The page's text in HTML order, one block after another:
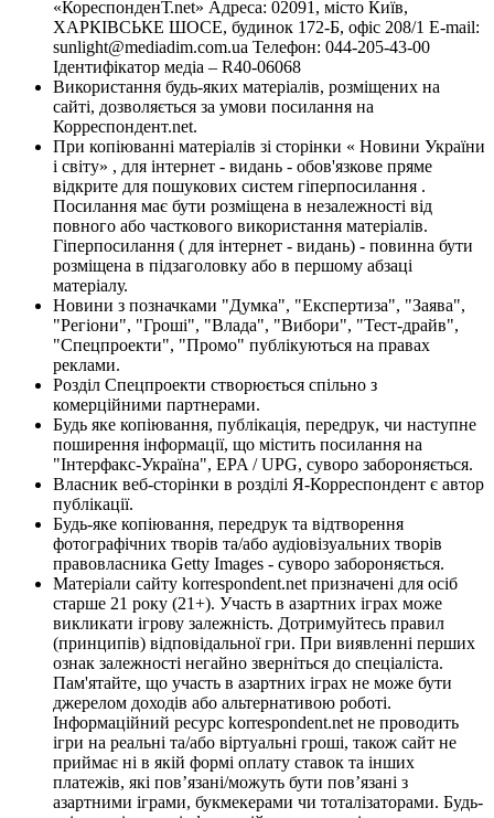
«КореспонденТ.net» Адреса: 02091, місто Київ,
ХАРКІВСЬКЕ ШОСЕ, будинок 172-Б, офіс 208/1 E-mail:
sunlight@mediadim.com.ua Телефон: 044-205-43-00
Ідентифікатор медіа – R40-06068
Використання будь-яких матеріалів, розміщених на
сайті, дозволяється за умови посилання на
Корреспондент.net.
При копіюванні матеріалів зі сторінки « Новини України
і світу» , для інтернет - видань - обов'язкове пряме
відкрите для пошукових систем гіперпосилання .
Посилання має бути розміщена в незалежності від
повного або часткового використання матеріалів.
Гіперпосилання ( для інтернет - видань) - повинна бути
розміщена в підзаголовку або в першому абзаці
матеріалу.
Новини з позначками "Думка", "Експертиза", "Заява",
"Регіони", "Гроші", "Влада", "Вибори", "Тест-драйв",
"Спецпроекти", "Промо" публікуються на правах
реклами.
Розділ Спецпроекти створюється спільно з
комерційними партнерами.
Будь яке копіювання, публікація, передрук, чи наступне
поширення інформації, що містить посилання на
"Інтерфакс-Україна", EPA / UPG, суворо забороняється.
Власник веб-сторінки в розділі Я-Корреспондент є автор
публікації.
Будь-яке копіювання, передрук та відтворення
фотографічних творів та/або аудіовізуальних творів
правовласника Getty Images - суворо забороняється.
Матеріали сайту korrespondent.net призначені для осіб
старше 21 року (21+). Участь в азартних іграх може
викликати ігрову залежність. Дотримуйтесь правил
(принципів) відповідальної гри. При виявленні перших
ознак залежності негайно зверніться до спеціаліста.
Пам'ятайте, що участь в азартних іграх не може бути
джерелом доходів або альтернативою роботі.
Інформаційний ресурс korrespondent.net не проводить
ігри на реальні та/або віртуальні гроші, також сайт не
приймає ні в якій формі оплату ставок та інших
платежів, які пов’язані/можуть бути пов’язані з
азартними іграми, букмекерами чи тоталізаторами. Будь-